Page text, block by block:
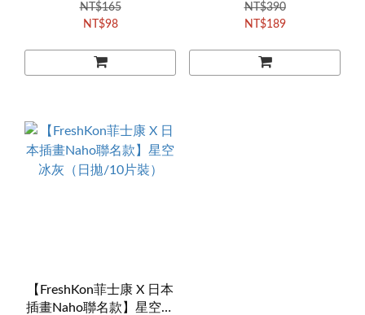
褐（月拋/1片裝）
NT$165
NT$98
金（日拋/10片裝）
NT$390
NT$189
【FreshKon菲士康 X 日本
插畫Naho聯名款】星空冰